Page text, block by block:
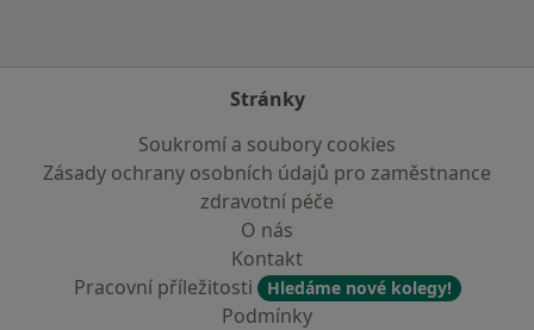
Stránky
Soukromí a soubory cookies
Zásady ochrany osobních údajů pro zaměstnance
zdravotní péče
O nás
Kontakt
Pracovní příležitosti
Hledáme nové kolegy!
Podmínky